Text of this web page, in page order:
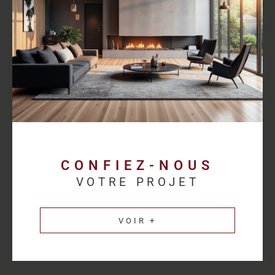
Découvrez lesannonces immobilières professionnelles au
Havreet bénéficiez d’un accompagnement sur mesure pour
concrétiser votre projet.
Une estimation
immobilière précise pour
parfaite connaissance du marché et des spécificités de chaque
secteur d’activité. HM Immo-Pro réalise des estimations fiables
CONFIEZ-NOUS
VOTRE PROJET
VOIR +